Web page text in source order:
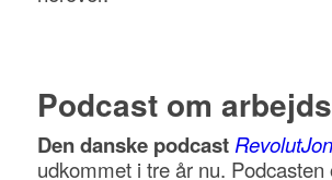
Podcast om
Den danske podcast RevolutJon
udkommet i tre år nu. Podcasten